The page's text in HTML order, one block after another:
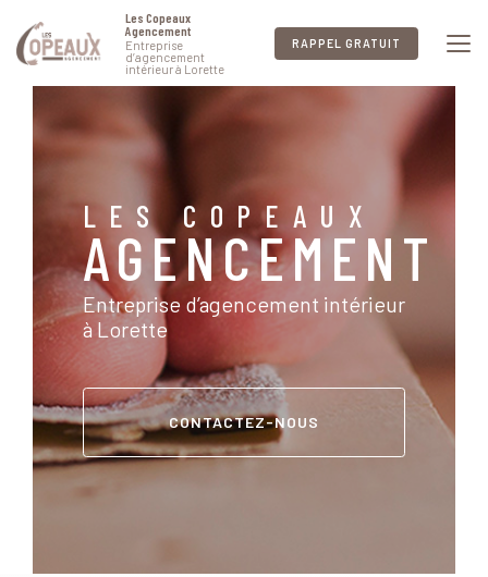
contenu
Les Copeaux
Agencement
Entreprise
d’agencement
intérieur à Lorette
RAPPEL GRATUIT
LES COPEAUX
AGENCEMENT
Entreprise d’agencement intérieur
à Lorette
CONTACTEZ-NOUS